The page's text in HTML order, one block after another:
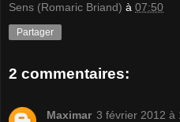
Sens (Romaric Briand) à 07:50
Partager
2 commentaires:
Maximar 3 février 2012 à